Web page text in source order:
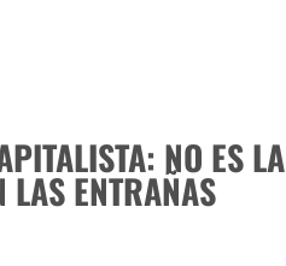
NO ES LA
LAS ENTRAÑAS